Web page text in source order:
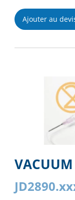
Ajouter au